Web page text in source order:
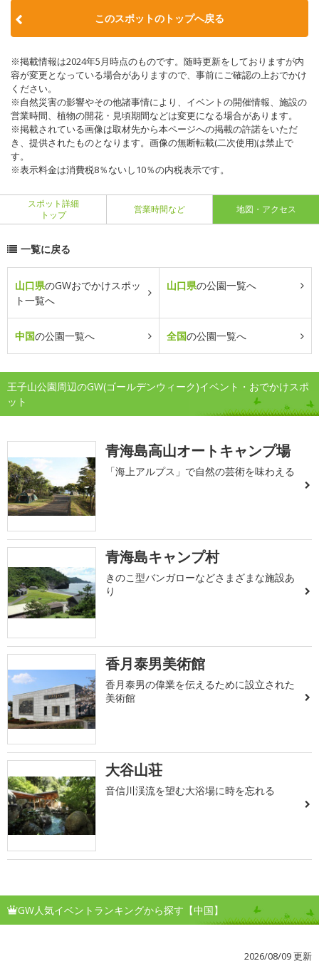
このスポットのトップへ戻る
※掲載情報は2024年5月時点のものです。随時更新をしておりますが内
容が変更となっている場合がありますので、事前にご確認の上おでかけ
ください。
※自然災害の影響やその他諸事情により、イベントの開催情報、施設の
営業時間、植物の開花・見頃期間などは変更になる場合があります。
※掲載されている画像は取材先から本ページへの掲載の許諾をいただ
き、提供されたものとなります。画像の無断転載(二次使用)は禁止で
す。
※表示料金は消費税8％ないし10％の内税表示です。
スポット詳細
トップ
営業時間など 地図・アクセス
一覧に戻る
山口県のGWおでかけスポッ
ト一覧へ
山口県の公園一覧へ
中国の公園一覧へ 全国の公園一覧へ
王子山公園周辺のGW(ゴールデンウィーク)イベント・おでかけスポ
ット
青海島高山オートキャンプ場
「海上アルプス」で自然の芸術を味わえる
青海島キャンプ村
きのこ型バンガローなどさまざまな施設あ
り
香月泰男美術館
香月泰男の偉業を伝えるために設立された
美術館
大谷山荘
音信川渓流を望む大浴場に時を忘れる
GW人気イベントランキングから探す【中国】
2026/08/09 更新